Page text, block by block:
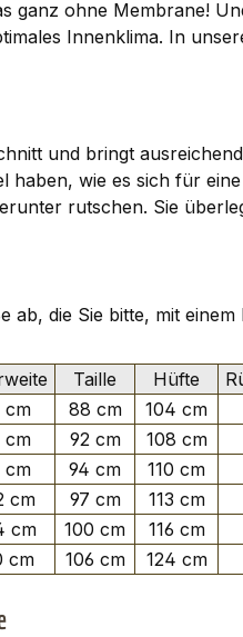
ganz ohne Membrane!
Innenklima. In
und bringt
haben, wie es sich für
rutschen. Sie
ab, die Sie bitte, mit
Taille Hüfte
cm 88 cm 104 cm
cm 92 cm 108 cm
cm 94 cm 110 cm
cm 97 cm 113 cm
cm 100 cm 116 cm
cm 106 cm 124 cm